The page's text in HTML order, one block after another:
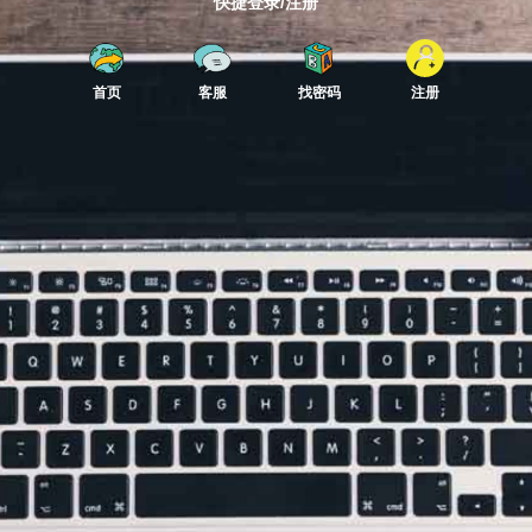
首页 客服 找密码 注册